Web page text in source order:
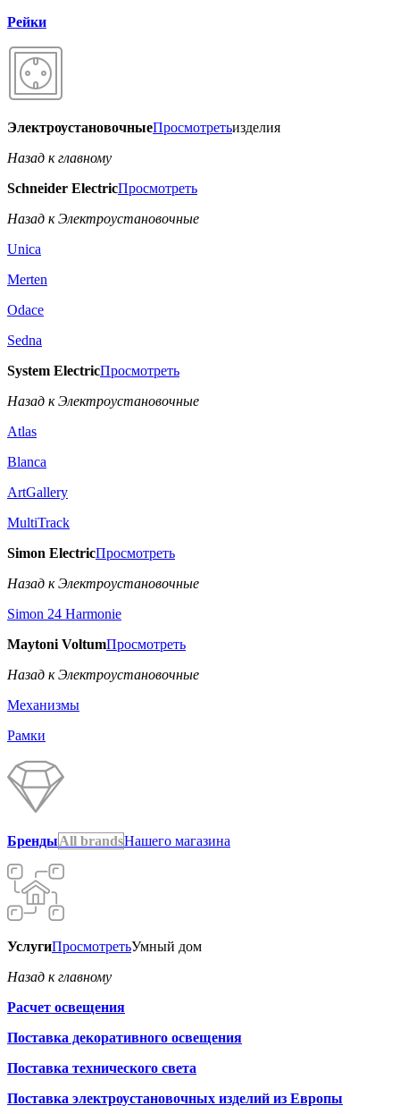
Рейки
ЭлектроустановочныеПросмотретьизделия
Назад к главному
Schneider ElectricПросмотреть
Назад к Электроустановочные
Unica
Merten
Odace
Sedna
System ElectricПросмотреть
Назад к Электроустановочные
Atlas
Blanca
ArtGallery
MultiTrack
Simon ElectricПросмотреть
Назад к Электроустановочные
Simon 24 Harmonie
Maytoni VoltumПросмотреть
Назад к Электроустановочные
Механизмы
Рамки
БрендыAll brandsНашего магазина
УслугиПросмотретьУмный дом
Назад к главному
Расчет освещения
Поставка декоративного освещения
Поставка технического света
Поставка электроустановочных изделий из Европы